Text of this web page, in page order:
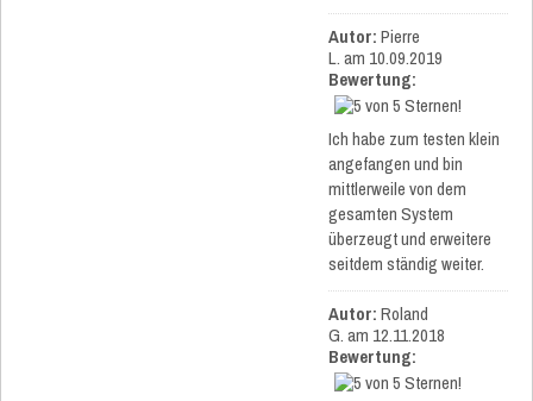
Autor:Pierre
L.am 10.09.2019
Bewertung:
Ich habe zum testen klein
angefangen und bin
mittlerweile von dem
gesamten System
überzeugt und erweitere
seitdem ständig weiter.
Autor:Roland
G.am 12.11.2018
Bewertung: